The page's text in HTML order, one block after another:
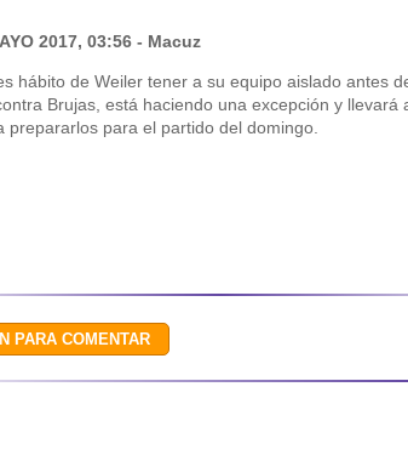
2017, 03:56 - Macuz
hábito de Weiler tener a su equipo aislado antes
Brujas, está haciendo una excepción y llevará
prepararlos para el partido del domingo.